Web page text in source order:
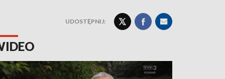
UDOSTĘPNIJ: